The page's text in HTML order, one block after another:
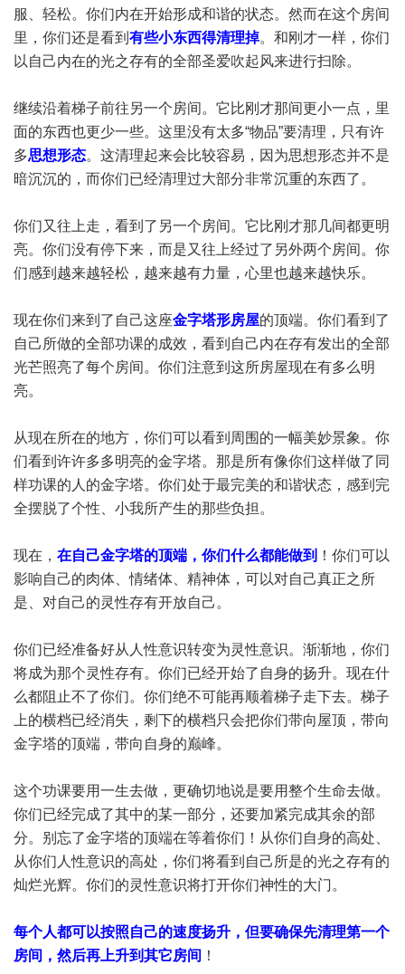
服、轻松。你们内在开始形成和谐的状态。然而在这个房间
里，你们还是看到 有些小东西得清理掉。和刚才一样，你们
以自己内在的光之存有的全部圣爱吹起风来进行扫除。
继续沿着梯子前往另一个房间。它比刚才那间更小一点，里
面的东西也更少一些。这里没有太多“物品”要清理，只有许
多思想形态。这清理起来会比较容易，因为思想形态并不是
暗沉沉的，而你们已经清理过大部分非常沉重的东西了。
你们又往上走，看到了另一个房间。它比刚才那几间都更明
亮。你们没有停下来，而是又往上经过了另外两个房间。你
们感到越来越轻松，越来越有力量，心里也越来越快乐。
现在你们来到了自己这座金字塔形房屋的顶端。你们看到了
自己所做的全部功课的成效，看到自己内在存有发出的全部
光芒照亮了每个房间。你们注意到这所房屋现在有多么明
亮。
从现在所在的地方，你们可以看到周围的一幅美妙景象。你
们看到许许多多明亮的金字塔。那是所有像你们这样做了同
样功课的人的金字塔。你们处于最完美的和谐状态，感到完
全摆脱了个性、小我所产生的那些负担。
现在， 在自己金字塔的顶端，你们什么都能做到 ！你们可以
影响自己的肉体、情绪体、精神体，可以对自己真正之所
是、对自己的灵性存有开放自己。
你们已经准备好从人性意识转变为灵性意识。渐渐地，你们
将成为那个灵性存有。你们已经开始了自身的扬升。现在什
么都阻止不了你们。你们绝不可能再顺着梯子走下去。梯子
上的横档已经消失，剩下的横档只会把你们带向屋顶，带向
金字塔的顶端，带向自身的巅峰。
这个功课要用一生去做，更确切地说是要用整个生命去做。
你们已经完成了其中的某一部分，还要加紧完成其余的部
分。别忘了金字塔的顶端在等着你们！从你们自身的高处、
从你们人性意识的高处，你们将看到自己所是的光之存有的
灿烂光辉。你们的灵性意识将打开你们神性的大门。
每个人都可以按照自己的速度扬升，但要确保先清理第一个
房间，然后再上升到其它房间 ！